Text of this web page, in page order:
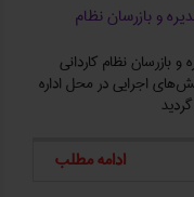
و بازرسان نظام
بازرسان نظام کاردانی
اجرایی در محل اداره
ادامه مطلب